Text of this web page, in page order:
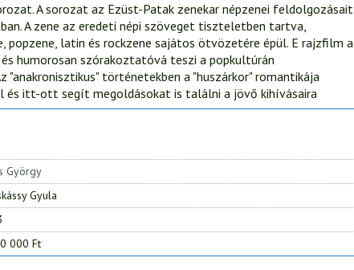
A sorozat az Ezüst-Patak zenekar népzenei feldolgozásait
A zene az eredeti népi szöveget tiszteletben tartva,
popzene, latin és rockzene sajátos ötvözetére épül. E rajzfilm a
humorosan szórakoztatóvá teszi a popkultúrán
"anakronisztikus" történetekben a "huszárkor" romantikája
és itt-ott segít megoldásokat is találni a jövő kihívásaira
György
Gyula
000 Ft